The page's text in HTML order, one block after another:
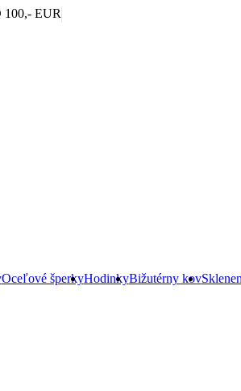
EUR
Oceľové šperkyHodinkyBižutérny kov